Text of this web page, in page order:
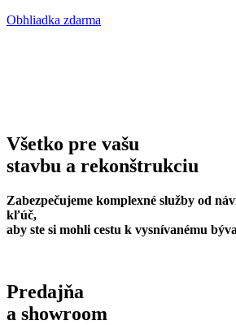
Obhliadka zdarma
Všetko pre vašu
stavbu a rekonštrukciu
Zabezpečujeme komplexné služby od
kľúč,
aby ste si mohli cestu k vysnívanému
Predajňa
a showroom